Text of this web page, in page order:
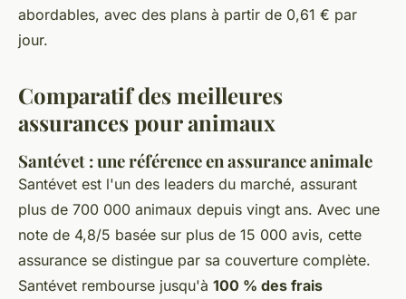
abordables, avec des plans à partir de 0,61 € par
jour.
Comparatif des meilleures
assurances pour animaux
Santévet : une référence en assurance animale
Santévet est l'un des leaders du marché, assurant
plus de 700 000 animaux depuis vingt ans. Avec une
note de 4,8/5 basée sur plus de 15 000 avis, cette
assurance se distingue par sa couverture complète.
Santévet rembourse jusqu'à 100 % des frais